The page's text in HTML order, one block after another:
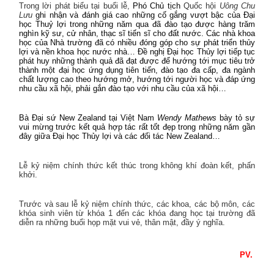
Trong lời phát biểu tại buổi lễ, Phó Chủ tịchQuốc hội Uông Chu
Lưu ghi nhận và đánh giá cao những cố gắng vượt bậc của Đại
học Thuỷ lợi trong những năm qua đã đào tạo được hàng trăm
nghìn kỹ sư, cử nhân, thạc sĩ tiến sĩ cho đất nước. Các nhà khoa
học của Nhà trường đã có nhiều đóng góp cho sự phát triển thủy
lợi và nền khoa học nước nhà… Đề nghị Đại học Thủy lợi tiếp tục
phát huy những thành quả đã đạt được để hướng tới mục tiêu trở
thành một đại học ứng dụng tiên tiến, đào tạo đa cấp, đa ngành
chất lượng cao theo hướng mở, hướng tới người học và đáp ứng
nhu cầu xã hội, phải gắn đào tạo với nhu cầu của xã hội…
Bà Đại sứ New Zealand tại Việt Nam Wendy Mathews bày tỏ sự
vui mừng trước kết quả hợp tác rất tốt đẹp trong những năm gần
đây giữa Đại học Thủy lợi và các đối tác New Zealand…
Lễ kỷ niệm chính thức kết thúc trong không khí đoàn kết, phấn
khởi.
Trước và sau lễ kỷ niệm chính thức, các khoa, các bộ môn, các
khóa sinh viên từ khóa 1 đến các khóa đang học tại trường đã
diễn ra những buổi họp mặt vui vẻ, thân mật, đầy ý nghĩa.
PV.